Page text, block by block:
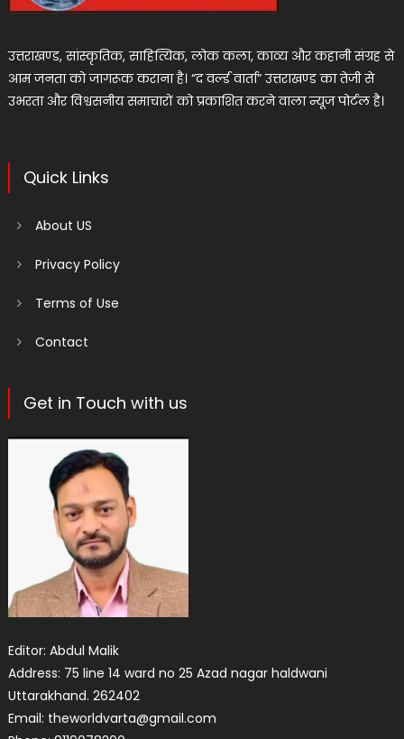
उत्तराखण्ड, सांस्कृतिक, साहित्यिक, लोक कला, काव्य और कहानी संग्रह से
आम जनता को जागरूक कराना है। “द वर्ल्ड वार्ता” उत्तराखण्ड का तेजी से
उभरता और विश्वसनीय समाचारों को प्रकाशित करने वाला न्यूज पोर्टल है।
Quick Links
About US
Privacy Policy
Terms of Use
Contact
Get in Touch with us
Editor: Abdul Malik
Address: 75 line 14 ward no 25 Azad nagar haldwani
Uttarakhand. 262402
Email: theworldvarta@gmail.com